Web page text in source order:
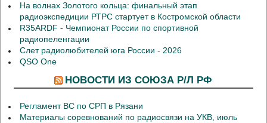
На волнах Золотого кольца: финальный этап
радиоэкспедиции РТРС стартует в Костромской области
R35ARDF - Чемпионат России по спортивной
радиопеленгации
Слет радиолюбителей юга России - 2026
QSO One
НОВОСТИ ИЗ СОЮЗА Р/Л РФ
Регламент ВС по СРП в Рязани
Материалы соревнований по радиосвязи на УКВ, июль